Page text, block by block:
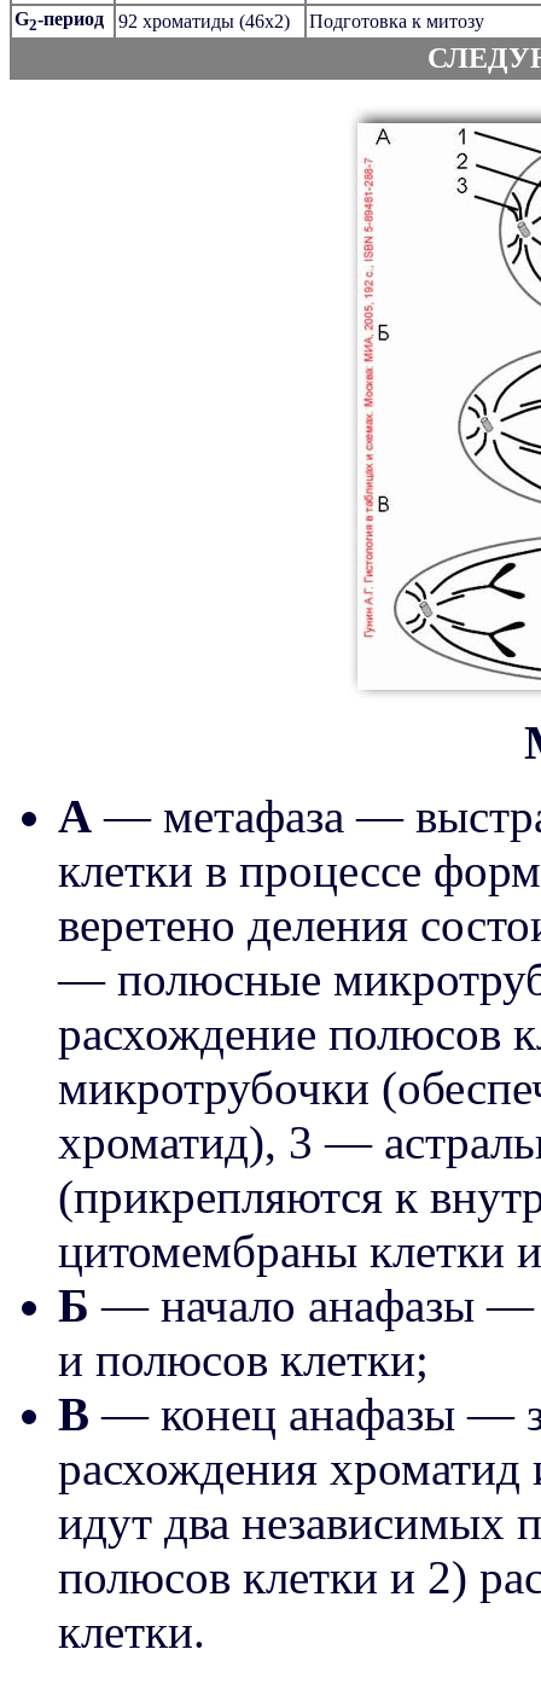
G2-период 92 хроматиды (46х2) Подготовка к митозу
А — метафаза —
клетки в процессе
веретено деления
— полюсные
расхождение полюсов
микротрубочки
хроматид), 3 —
(прикрепляются к
цитомембраны клетки
Б — начало анафазы —
и полюсов клетки;
В — конец анафазы —
расхождения хроматид
идут два независимых
полюсов клетки и 2)
клетки.